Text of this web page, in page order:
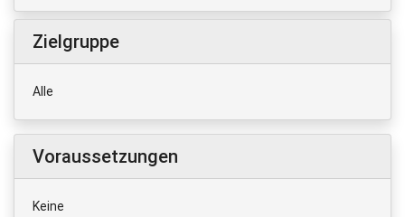
Zielgruppe
Alle
Voraussetzungen
Keine